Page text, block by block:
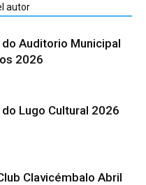
autor
Auditorio Municipal
2026
Lugo Cultural 2026
Clavicémbalo Abril